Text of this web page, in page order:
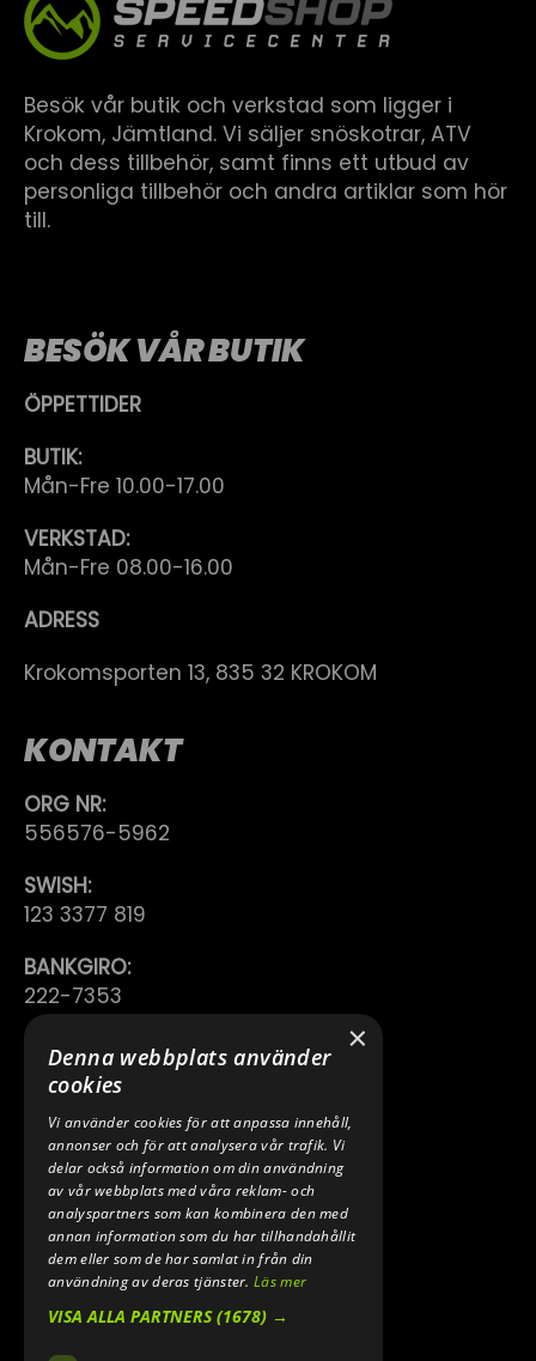
Besök vår butik och verkstad som ligger i
Krokom, Jämtland. Vi säljer snöskotrar, ATV
och dess tillbehör, samt finns ett utbud av
personliga tillbehör och andra artiklar som hör
till.
BESÖK VÅR BUTIK
ÖPPETTIDER
BUTIK:
Mån-Fre 10.00-17.00
VERKSTAD:
Mån-Fre 08.00-16.00
ADRESS
Krokomsporten 13, 835 32 KROKOM
KONTAKT
ORG NR:
556576-5962
SWISH:
123 3377 819
BANKGIRO:
222-7353
TELEFON:
0640 200 50
E-POST:
INFO@SPEEDSHOPEN.SE
ÅNGRA MITT KÖP
×
Denna webbplats använder
cookies
Vi använder cookies för att anpassa innehåll,
annonser och för att analysera vår trafik. Vi
delar också information om din användning
av vår webbplats med våra reklam- och
analyspartners som kan kombinera den med
annan information som du har tillhandahållit
dem eller som de har samlat in från din
användning av deras tjänster.Läs mer
VISA ALLA PARTNERS(1678) →